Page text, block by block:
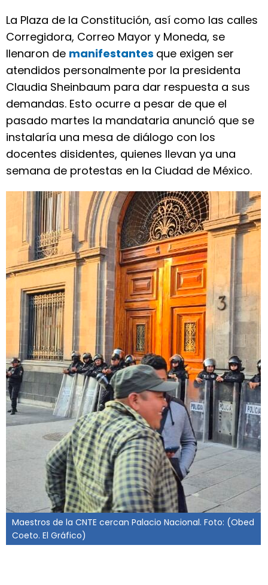
La Plaza de la Constitución, así como las calles
Corregidora, Correo Mayor y Moneda, se
llenaron de manifestantes que exigen ser
atendidos personalmente por la presidenta
Claudia Sheinbaum para dar respuesta a sus
demandas. Esto ocurre a pesar de que el
pasado martes la mandataria anunció que se
instalaría una mesa de diálogo con los
docentes disidentes, quienes llevan ya una
semana de protestas en la Ciudad de México.
Maestros de la CNTE cercan Palacio Nacional. Foto: (Obed
Coeto. El Gráfico)